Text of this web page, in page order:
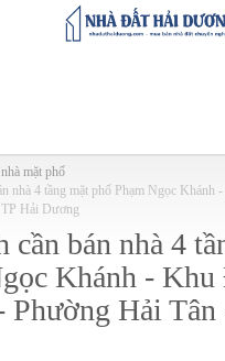
mặt phố
nhà 4 tầng mặt phố Phạm Ngọc
Hải Dương
cần bán nhà 4
Khánh -
Phường Hải Tân